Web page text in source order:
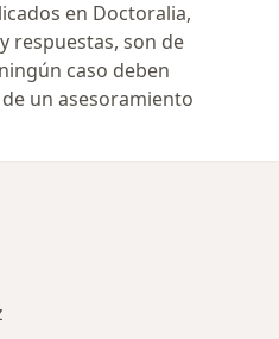
en Doctoralia,
respuestas, son de
caso deben
un asesoramiento